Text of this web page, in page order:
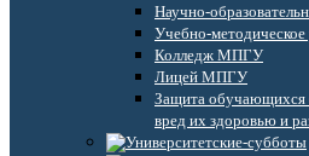
Научно-
Учебно-методическое
Колледж МПГУ
Лицей МПГУ
Защита
вред их здоровью и